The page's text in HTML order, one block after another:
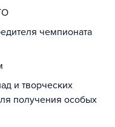
чемпионата
и творческих
получения особых